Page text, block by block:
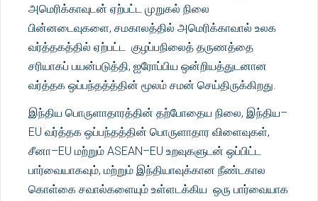
அமெரிக்காவுடன் ஏற்பட்ட முறுகல் நிலை
பின்னடைவுகளை, சமகாலத்தில் அமெரிக்காவால் உலக
வர்த்தகத்தில் ஏற்பட்ட குழப்பநிலைத் தருணத்தை
சரியாகப் பயன்படுத்தி, ஐரோப்பிய ஒன்றியத்துடனான
வர்த்தக ஒப்பந்தத்த்தின் மூலம் சமன் செய்திருக்கிறது.
இந்திய பொருளாதாரத்தின் தற்போதைய நிலை, இந்திய–
EU வர்த்தக ஒப்பந்தத்தின் பொருளாதார விளைவுகள்,
சீனா–EU மற்றும் ASEAN–EU உறவுகளுடன் ஒப்பிட்ட
பார்வையாகவும், மற்றும் இந்தியாவுக்கான நீண்டகால
கொள்கை சவால்களையும் உள்ளடக்கிய ஒரு பார்வையாக